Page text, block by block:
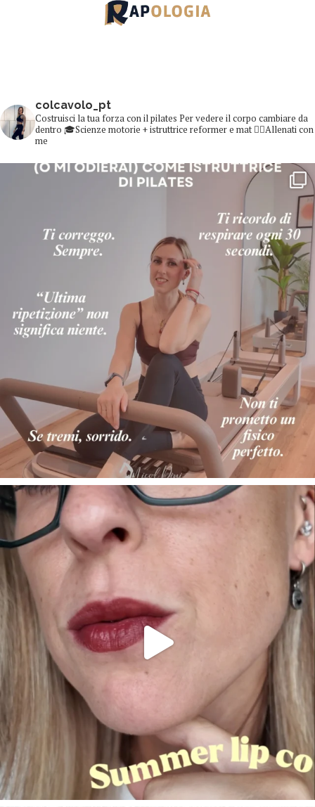
colcavolo_pt
Costruisci la tua forza con il pilates Per vedere il corpo cambiare da
dentro 🎓Scienze motorie + istruttrice reformer e mat 👇🏻Allenati con
me